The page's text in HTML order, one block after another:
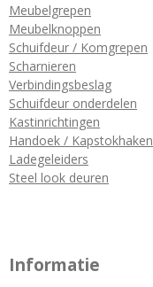
Meubelgrepen
Meubelknoppen
Schuifdeur / Komgrepen
Scharnieren
Verbindingsbeslag
Schuifdeur onderdelen
Kastinrichtingen
Handoek / Kapstokhaken
Ladegeleiders
Steel look deuren
Informatie